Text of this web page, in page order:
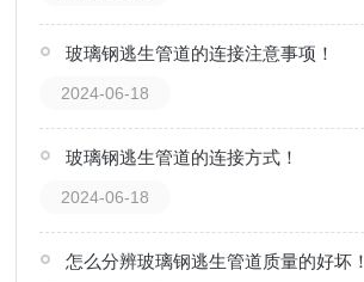
玻璃钢逃生管道的连接注意事项！
2024-06-18
玻璃钢逃生管道的连接方式！
2024-06-18
怎么分辨玻璃钢逃生管道质量的好坏！